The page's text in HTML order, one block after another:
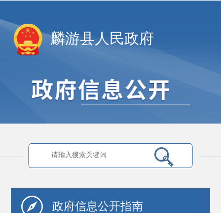
麟游县人民政府
政府信息公开指南